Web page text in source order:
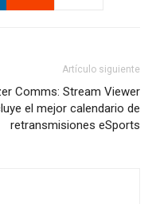
Artículo siguiente
Comms: Stream Viewer
el mejor calendario de
retransmisiones eSports